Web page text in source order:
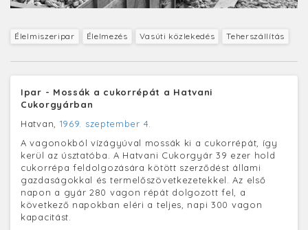
Élelmiszeripar Élelmezés Vasúti közlekedés Teherszállítás
Ipar - Mossák a cukorrépát a Hatvani
Cukorgyárban
Hatvan, 1969. szeptember 4.
A vagonokból vízágyúval mossák ki a cukorrépát, így
kerül az úsztatóba. A Hatvani Cukorgyár 39 ezer hold
cukorrépa feldolgozására kötött szerződést állami
gazdaságokkal és termelőszövetkezetekkel. Az első
napon a gyár 280 vagon répát dolgozott fel, a
következő napokban eléri a teljes, napi 300 vagon
kapacitást.